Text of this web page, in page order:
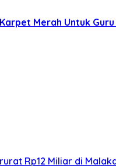
Merah Untuk
Rp12 Miliar di